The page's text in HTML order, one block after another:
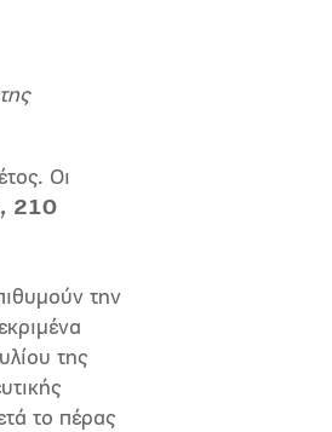
Οι
210
την
της
το πέρας